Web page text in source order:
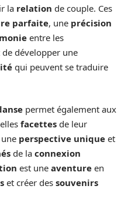
la relation de couple. Ces
parfaite, une précision
entre les
développer une
qui peuvent se traduire
permet également aux
facettes de leur
perspective unique et
de la connexion
est une aventure en
et créer des souvenirs